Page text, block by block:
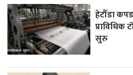
हेटौँडा
प्राविधिक
सुरु